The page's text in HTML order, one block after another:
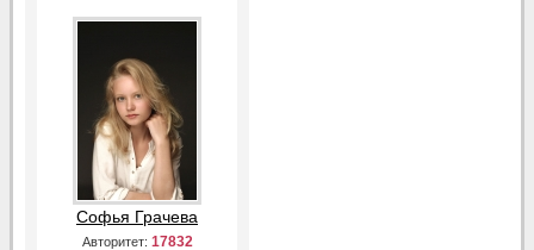
Софья Грачева
Авторитет: 17832